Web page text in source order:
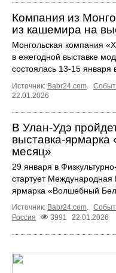
Компания из
из кашемира на
Монгольская компания
в ежегодной выставке
состоялась 13-15 января
Источник: Babr24.com.
22.01.2026
В Улан-Удэ
выставка-
месяц»
29 января в
стартует Международная
ярмарка «Волшебный
Источник: Babr24.com.
Россия
3991 22.01.2026